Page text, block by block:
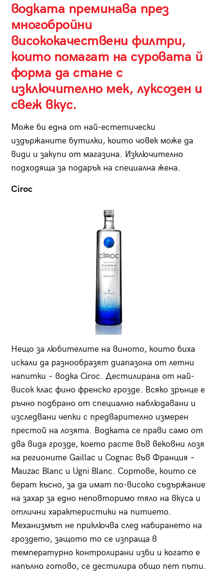
водката преминава през
многобройни
висококачествени филтри,
които помагат на суровата й
форма да стане с
изключително мек, луксозен и
свеж вкус.
Може би една от най-естетически
издържаните бутилки, които човек може да
види и закупи от магазина. Изключително
подходяща за подарък на специална жена.
Ciroс
Нещо за любителите на виното, които биха
искали да разнообразят диапазона от летни
напитки – водка Ciroс. Дестилирана от най-
висок клас фино френско грозде. Всяко зрънце е
ръчно подбрано от специално наблюдавани и
изследвани чепки с предварително измерен
престой на лозята. Водката се прави само от
два вида грозде, което расте във вековни лозя
на регионите Gaillac и Cognac във Франция –
Mauzac Blanc и Ugni Blanc. Сортове, които се
берат късно, за да имат по-високо съдържание
на захар за едно неповторимо тяло на вкуса и
отлични характеристики на питието.
Механизмът не приключва след набирането на
гроздето, защото то се изпраща в
температурно контролирани изби и когато е
напълно готово, се дестилира общо пет пъти.